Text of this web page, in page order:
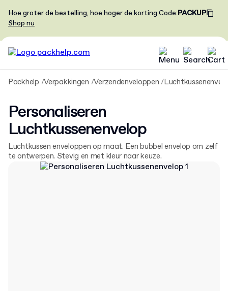
Hoe groter de bestelling, hoe hoger de korting Code:PACKUP
Shop nu
Packhelp Verpakkingen Verzendenveloppen
Personaliseren
Luchtkussenenvelop
Luchtkussen enveloppen op maat. Een bubbel envelop om zelf
te ontwerpen. Stevig en met kleur naar keuze.